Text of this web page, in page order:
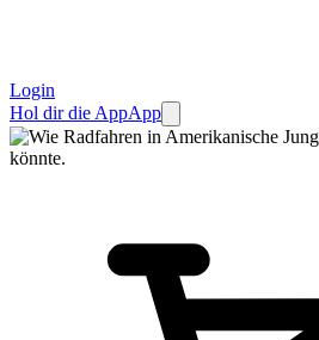
Login
Hol dir die AppApp